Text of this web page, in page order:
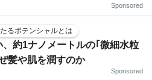
Sponsored
るポテンシャルとは
、約1ナノメートルの｢微細水粒
髪や肌を潤すのか
Sponsored